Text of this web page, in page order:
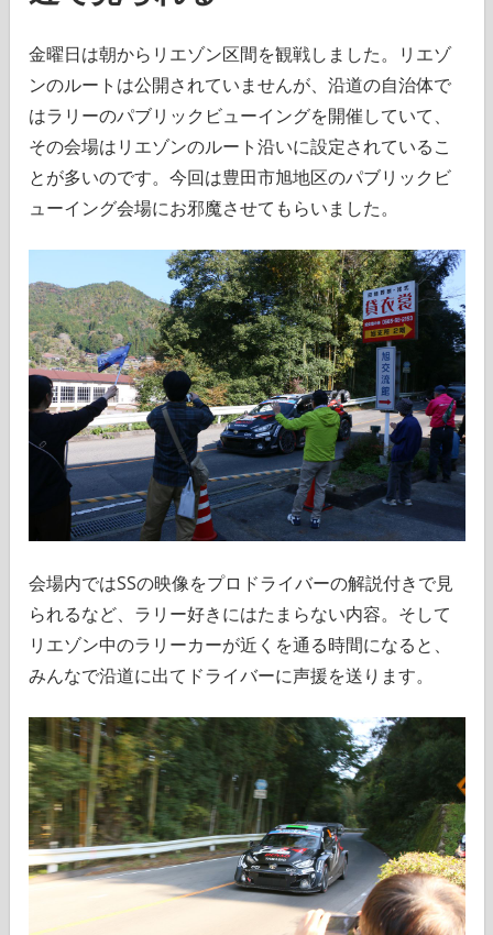
金曜日は朝からリエゾン区間を観戦しました。リエゾ
ンのルートは公開されていませんが、沿道の自治体で
はラリーのパブリックビューイングを開催していて、
その会場はリエゾンのルート沿いに設定されているこ
とが多いのです。今回は豊田市旭地区のパブリックビ
ューイング会場にお邪魔させてもらいました。
会場内ではSSの映像をプロドライバーの解説付きで見
られるなど、ラリー好きにはたまらない内容。そして
リエゾン中のラリーカーが近くを通る時間になると、
みんなで沿道に出てドライバーに声援を送ります。